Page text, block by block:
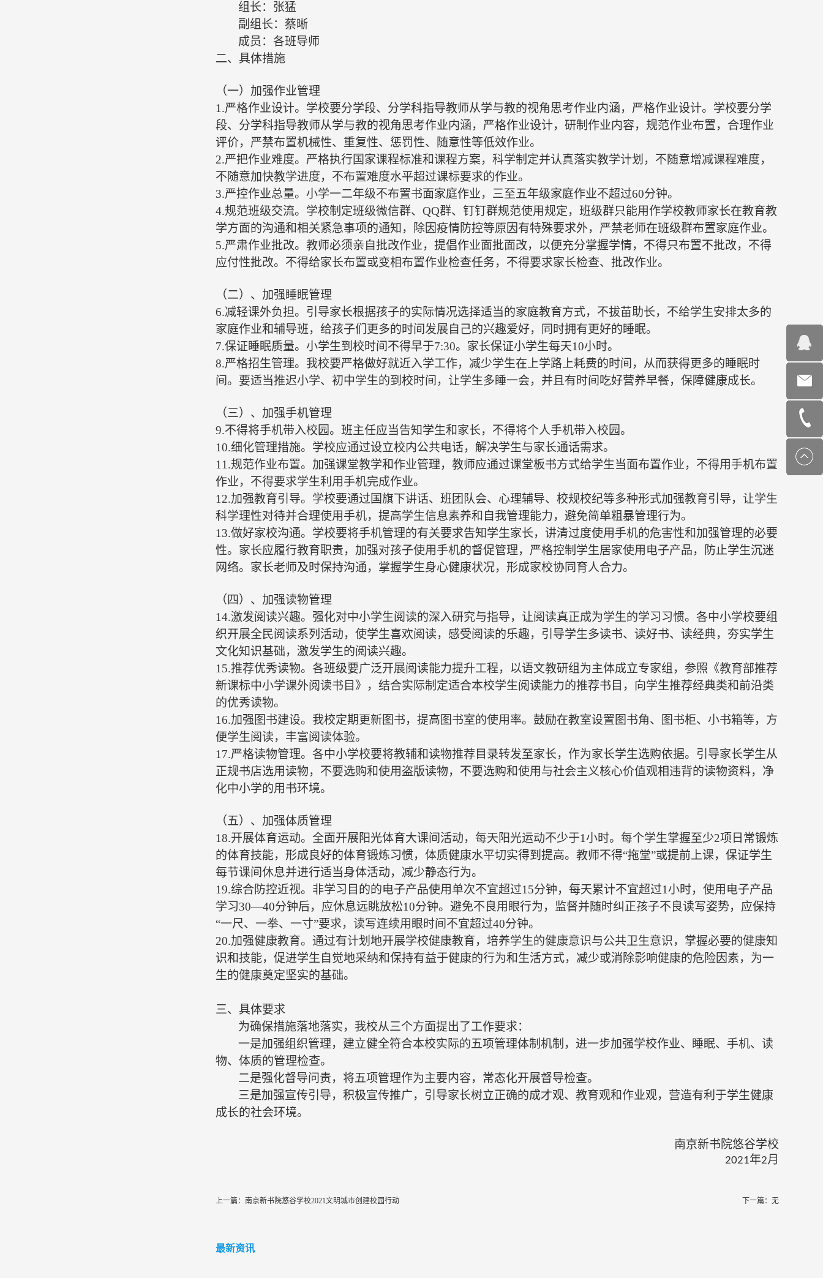
组长： 张猛
副组长： 蔡晰
成员：各班导师
二、 具体措施
（一） 加强作业管理
1.严格作业设计。学校要分学段、分学科指导教师从学与教的视角思考作业内涵，严格作业设计。学校要分学
段、分学科指导教师从学与教的视角思考作业内涵，严格作业设计，研制作业内容，规范作业布置，合理作业
评价，严禁布置机械性、重复性、惩罚性、随意性等低效作业。
2.严把作业难度。严格执行国家课程标准和课程方案，科学制定并认真落实教学计划，不随意增减课程难度，
不随意加快教学进度，不布置难度水平超过课标要求的作业。
3.严控作业总量。小学一二年级不布置书面家庭作业，三至五年级家庭作业不超过60分钟。
4.规范班级交流。学校制定班级微信群、QQ群、钉钉群规范使用规定，班级群只能用作学校教师家长在教育教
学方面的沟通和相关紧急事项的通知，除因疫情防控等原因有特殊要求外，严禁老师在班级群布置家庭作业。
5.严肃作业批改。教师必须亲自批改作业，提倡作业面批面改，以便充分掌握学情，不得只布置不批改，不得
应付性批改。不得给家长布置或变相布置作业检查任务，不得要求家长检查、批改作业。
（二）、 加强睡眠管理
6.减轻课外负担。引导家长根据孩子的实际情况选择适当的家庭教育方式，不拔苗助长，不给学生安排太多的
家庭作业和辅导班，给孩子们更多的时间发展自己的兴趣爱好，同时拥有更好的睡眠。
7.保证睡眠质量。小学生到校时间不得早于7:30。家长保证小学生每天10小时。
8.严格招生管理。 我校要严格做好就近入学工作，减少学生在上学路上耗费的时间，从而获得更多的睡眠时
间。要适当推迟小学、初中学生的到校时间，让学生多睡一会，并且有时间吃好营养早餐，保障健康成长。
（三）、 加强手机管理
9.不得将手机带入校园。 班主任应当告知学生和家长，不得将个人手机带入校园。
10.细化管理措施。学校应通过设立校内公共电话，解决学生与家长通话需求。
11.规范作业布置。加强课堂教学和作业管理，教师应通过课堂板书方式给学生当面布置作业，不得用手机布置
作业，不得要求学生利用手机完成作业。
12.加强教育引导。学校要通过国旗下讲话、班团队会、心理辅导、校规校纪等多种形式加强教育引导，让学生
科学理性对待并合理使用手机，提高学生信息素养和自我管理能力，避免简单粗暴管理行为。
13.做好家校沟通。学校要将手机管理的有关要求告知学生家长，讲清过度使用手机的危害性和加强管理的必要
性。家长应履行教育职责，加强对孩子使用手机的督促管理，严格控制学生居家使用电子产品，防止学生沉迷
网络。家长老师及时保持沟通，掌握学生身心健康状况，形成家校协同育人合力。
（四）、 加强读物管理
14.激发阅读兴趣。强化对中小学生阅读的深入研究与指导，让阅读真正成为学生的学习习惯。各中小学校要组
织开展全民阅读系列活动，使学生喜欢阅读，感受阅读的乐趣，引导学生多读书、读好书、读经典，夯实学生
文化知识基础，激发学生的阅读兴趣。
15.推荐优秀读物。 各班级要广泛开展阅读能力提升工程，以语文教研组为主体成立专家组，参照《教育部推荐
新课标中小学课外阅读书目》，结合实际制定适合本校学生阅读能力的推荐书目，向学生推荐经典类和前沿类
的优秀读物。
16.加强图书建设。 我校定期更新图书，提高图书室的使用率。鼓励在教室设置图书角、图书柜、小书箱等，方
便学生阅读，丰富阅读体验。
17.严格读物管理。各中小学校要将教辅和读物推荐目录转发至家长，作为家长学生选购依据。引导家长学生从
正规书店选用读物，不要选购和使用盗版读物，不要选购和使用与社会主义核心价值观相违背的读物资料，净
化中小学的用书环境。
（五）、 加强体质管理
18.开展体育运动。全面开展阳光体育大课间活动，每天阳光运动不少于1小时。每个学生掌握至少2项日常锻炼
的体育技能，形成良好的体育锻炼习惯，体质健康水平切实得到提高。教师不得“拖堂”或提前上课，保证学生
每节课间休息并进行适当身体活动，减少静态行为。
19.综合防控近视。非学习目的的电子产品使用单次不宜超过15分钟，每天累计不宜超过1小时，使用电子产品
学习30―40分钟后，应休息远眺放松10分钟。避免不良用眼行为，监督并随时纠正孩子不良读写姿势，应保持
“一尺、一拳、一寸”要求，读写连续用眼时间不宜超过40分钟。
20.加强健康教育。通过有计划地开展学校健康教育，培养学生的健康意识与公共卫生意识，掌握必要的健康知
识和技能，促进学生自觉地采纳和保持有益于健康的行为和生活方式，减少或消除影响健康的危险因素，为一
生的健康奠定坚实的基础。
三、具体要求
为确保措施落地落实， 我校从三个方面提出了工作要求：
一是加强组织管理，建立健全符合本校实际的五项管理体制机制，进一步加强学校作业、睡眠、手机、读
物、体质的管理检查。
二是强化督导问责，将五项管理作为主要内容，常态化开展督导检查。
三是加强宣传引导，积极宣传推广，引导家长树立正确的成才观、教育观和作业观，营造有利于学生健康
成长的社会环境。
南京新书院悠谷学校
2021年2月
上一篇： 南京新书院悠谷学校2021文明城市创建校园行动 下一篇：无
最新资讯